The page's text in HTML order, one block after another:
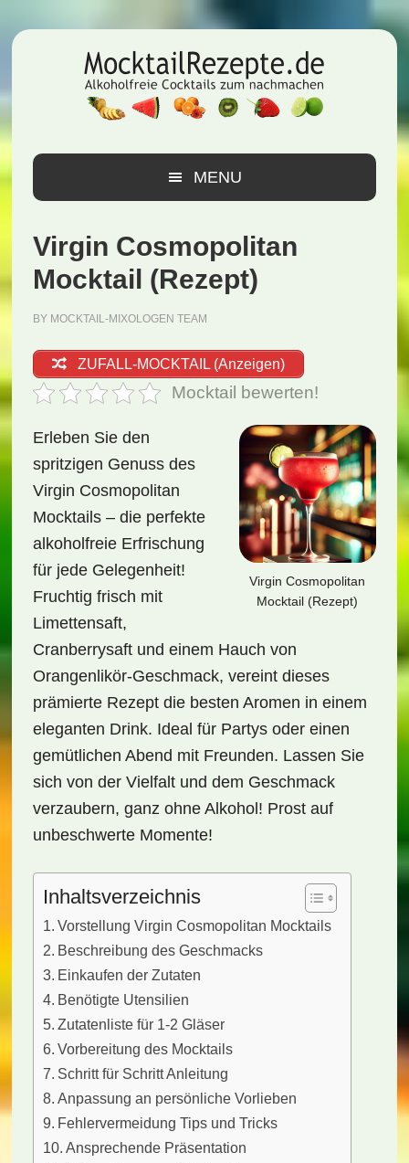
Hauptnavigation
Inhalt
Seitenspalte
MENU
Virgin Cosmopolitan
Mocktail (Rezept)
BY MOCKTAIL-MIXOLOGEN TEAM
ZUFALL-MOCKTAIL (Anzeigen)
Mocktail bewerten!
Virgin Cosmopolitan
Mocktail (Rezept)
Erleben Sie den
spritzigen Genuss des
Virgin Cosmopolitan
Mocktails – die perfekte
alkoholfreie Erfrischung
für jede Gelegenheit!
Fruchtig frisch mit
Limettensaft,
Cranberrysaft und einem Hauch von
Orangenlikör-Geschmack, vereint dieses
prämierte Rezept die besten Aromen in einem
eleganten Drink. Ideal für Partys oder einen
gemütlichen Abend mit Freunden. Lassen Sie
sich von der Vielfalt und dem Geschmack
verzaubern, ganz ohne Alkohol! Prost auf
unbeschwerte Momente!
Inhaltsverzeichnis
Vorstellung Virgin Cosmopolitan Mocktails
Beschreibung des Geschmacks
Einkaufen der Zutaten
Benötigte Utensilien
Zutatenliste für 1-2 Gläser
Vorbereitung des Mocktails
Schritt für Schritt Anleitung
Anpassung an persönliche Vorlieben
Fehlervermeidung Tips und Tricks
Ansprechende Präsentation